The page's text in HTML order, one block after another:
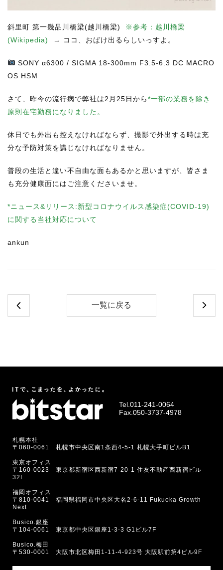
斜里町 第一幾品川橋梁(越川橋梁)
※参考：越川橋梁
(Wikipedia)
→ ココ、おばけ出るらしいっすよ。
SONY α6300 / SIGMA 18-300mm F3.5-6.3 DC MACRO
OS HSM
さて、昨今の流行病で弊社は2月25日から*一部の業務を除き
原則在宅勤務になりました。
休日でも外出も控えなければならず、撮影で外出する時は充
分な予防対策を講じなければなりません。
普段の生活と違い不自由な面もあるかと思いますが、皆さま
も充分健康面にはご注意くださいませ。
*ニュース&リリース:新型コロナウイルス感染症(COVID-19)
に関する当社対応について
ankun
一覧に戻る
Tel. 011-241-0064
Fax.050-3737-4978
札幌本社
〒060-0061 札幌市中央区南1条西4-5-1 札幌大手町ビルB1
東京オフィス
〒160-0023 東京都新宿区西新宿7-20-1 住友不動産西新宿ビル
32F
福岡オフィス
〒810-0041 福岡県福岡市中央区大名2-6-11 Fukuoka Growth
Next
Busico.銀座
〒104-0061 東京都中央区銀座1-3-3 G1ビル7F
Busico.梅田
〒530-0001 大阪市北区梅田1-11-4-923号 大阪駅前第4ビル9F